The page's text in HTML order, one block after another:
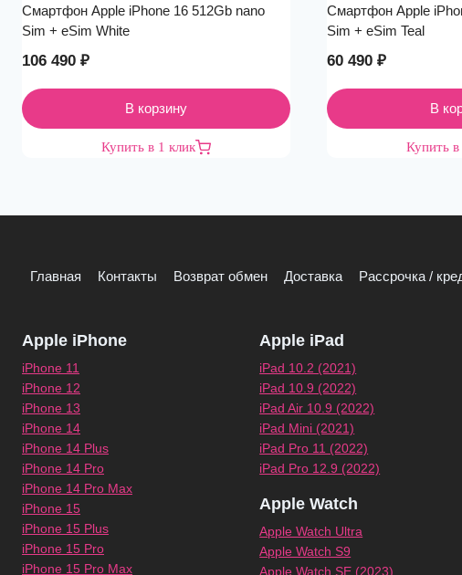
Смартфон Apple iPhone 16 512Gb nano
Sim + eSim White
106 490 ₽
В корзину
Купить в 1 клик
Смартфон Apple
Sim + eSim Teal
60 490 ₽
В
Купить в
Главная Контакты Возврат обмен Доставка Рассрочка /
Apple iPhone
iPhone 11
iPhone 12
iPhone 13
iPhone 14
iPhone 14 Plus
iPhone 14 Pro
iPhone 14 Pro Max
iPhone 15
iPhone 15 Plus
iPhone 15 Pro
iPhone 15 Pro Max
Apple iPad
iPad 10.2 (2021)
iPad 10.9 (2022)
iPad Air 10.9 (2022)
iPad Mini (2021)
iPad Pro 11 (2022)
iPad Pro 12.9 (2022)
Apple Watch
Apple Watch Ultra
Apple Watch S9
Apple Watch SE (2023)